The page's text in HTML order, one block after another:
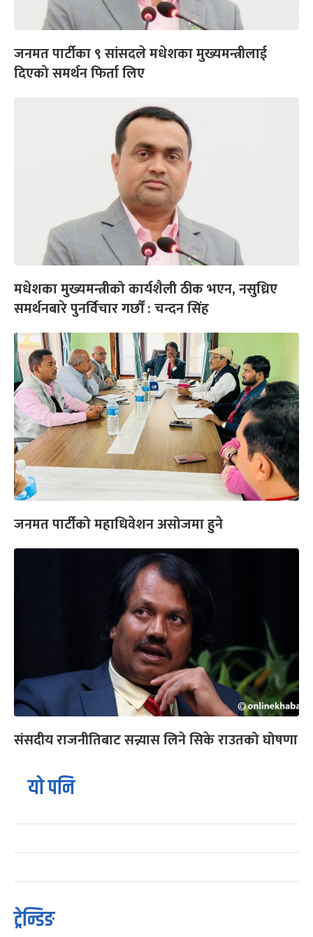
जनमत पार्टीका ९ सांसदले मधेशका मुख्यमन्त्रीलाई
दिएको समर्थन फिर्ता लिए
मधेशका मुख्यमन्त्रीको कार्यशैली ठीक भएन, नसुध्रिए
समर्थनबारे पुनर्विचार गर्छौं : चन्दन सिंह
जनमत पार्टीको महाधिवेशन असोजमा हुने
संसदीय राजनीतिबाट सन्न्यास लिने सिके राउतको घोषणा
यो पनि
ट्रेन्डिङ